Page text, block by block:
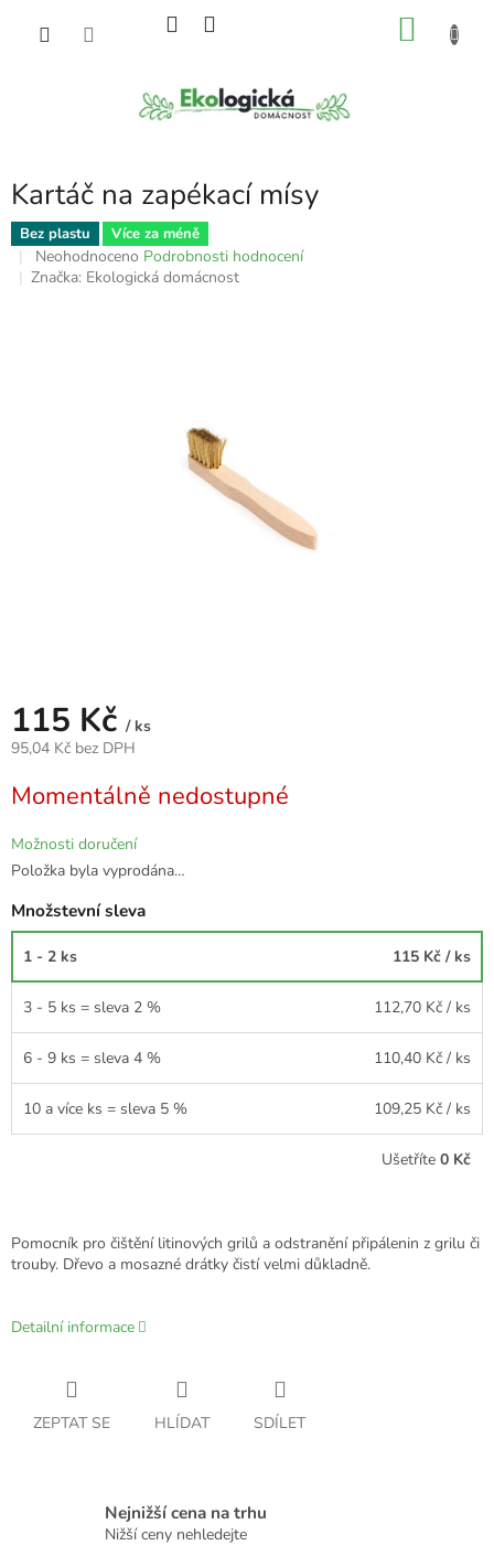
Kartáč na zapékací mísy
Bez plastu Více za méně
Průměrné
hodnocení
Neohodnoceno Podrobnosti hodnocení
Značka: Ekologická domácnost
115 Kč / ks
95,04 Kč bez DPH
cena:
Momentálně nedostupné
Možnosti doručení
Položka byla vyprodána…
Množstevní sleva
1 - 2 ks 115 Kč / ks
3 - 5 ks = sleva 2 % 112,70 Kč / ks
6 - 9 ks = sleva 4 % 110,40 Kč / ks
10 a více ks = sleva 5 % 109,25 Kč / ks
Ušetříte 0 Kč
Pomocník pro čištění litinových grilů a odstranění připálenin z grilu či
trouby. Dřevo a mosazné drátky čistí velmi důkladně.
Detailní informace
ZEPTAT SE HLÍDAT SDÍLET
Nejnižší cena na trhu
Nižší ceny nehledejte